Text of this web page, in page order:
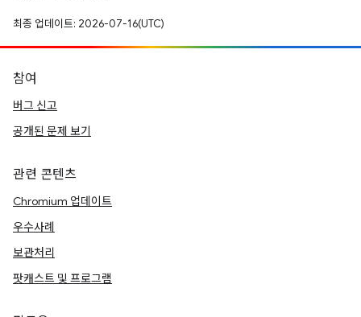
최종 업데이트: 2026-07-16(UTC)
참여
버그 신고
공개된 문제 보기
관련 콘텐츠
Chromium 업데이트
우수사례
보관처리
팟캐스트 및 프로그램